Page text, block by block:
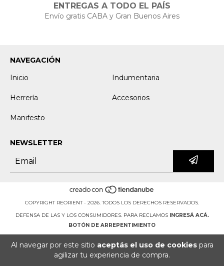
Al navegar por este sitio aceptás el uso de cookiespara
agilizar tu experiencia de compra.
ENTREGAS A TODO EL PAÍS
Envío gratis CABA y Gran Buenos Aires
NAVEGACIÓN
Inicio
Indumentaria
Herrería Accesorios
Manifesto
NEWSLETTER
COPYRIGHT REORIENT - 2026. TODOS LOS DERECHOS RESERVADOS.
DEFENSA DE LAS Y LOS CONSUMIDORES. PARA RECLAMOS
INGRESÁ ACÁ.
BOTÓN DE ARREPENTIMIENTO